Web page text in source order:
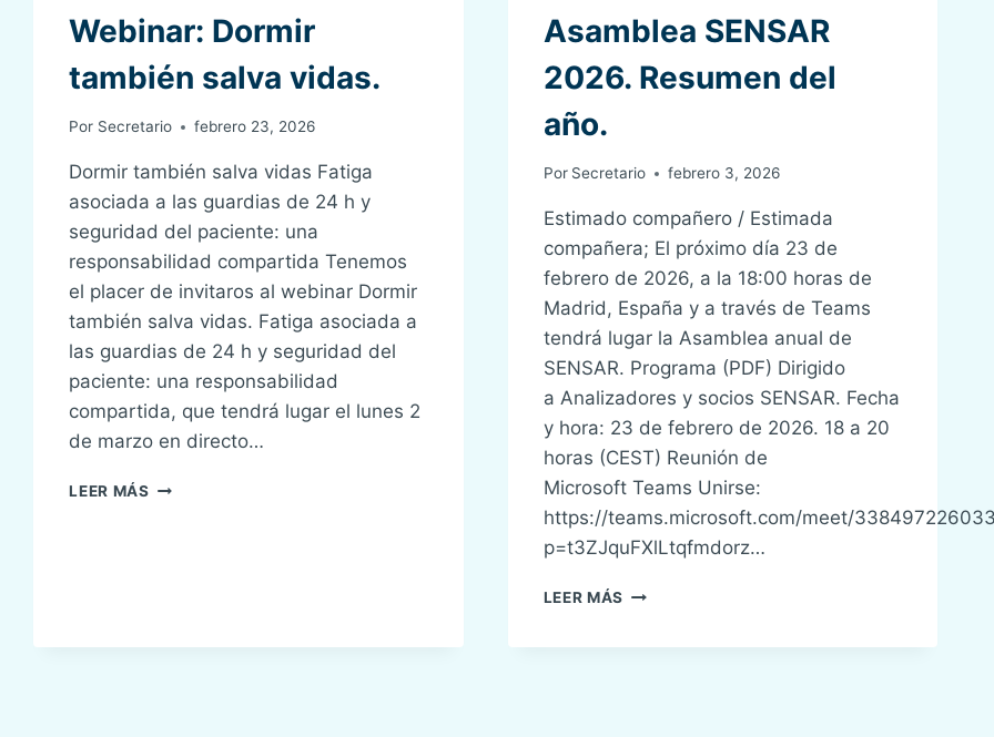
Webinar: Dormir
también salva vidas.
Por Secretario febrero 23, 2026
Dormir también salva vidas Fatiga
asociada a las guardias de 24 h y
seguridad del paciente: una
responsabilidad compartida Tenemos
el placer de invitaros al webinar Dormir
también salva vidas. Fatiga asociada a
las guardias de 24 h y seguridad del
paciente: una responsabilidad
compartida, que tendrá lugar el lunes 2
de marzo en directo…
LEER MÁS WEBINAR:
Asamblea SENSAR
2026. Resumen del
año.
Por Secretario febrero 3, 2026
Estimado compañero / Estimada
compañera; El próximo día 23 de
febrero de 2026, a la 18:00 horas de
Madrid, España y a través de Teams
tendrá lugar la Asamblea anual de
SENSAR. Programa (PDF) Dirigido
a Analizadores y socios SENSAR. Fecha
y hora: 23 de febrero de 2026. 18 a 20
horas (CEST) Reunión de
Microsoft Teams Unirse:
https://teams.microsoft.com/meet/
p=t3ZJquFXlLtqfmdorz…
LEER MÁS ASAMBLEA